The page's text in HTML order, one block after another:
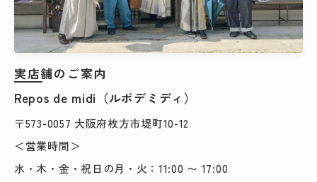
実店舗のご案内
Repos de midi（ルポデミディ）
〒573-0057 大阪府枚方市堤町10-12
＜営業時間＞
水・木・金・祝日の月・火：11:00 〜 17:00